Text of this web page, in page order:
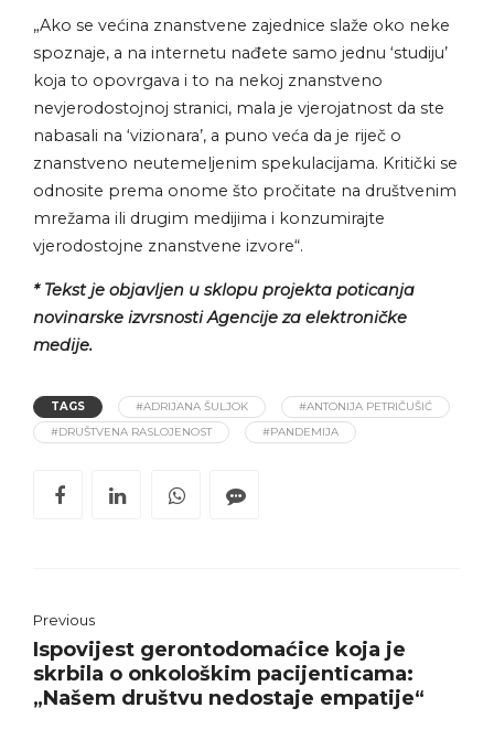
„Ako se većina znanstvene zajednice slaže oko neke
spoznaje, a na internetu nađete samo jednu ‘studiju’
koja to opovrgava i to na nekoj znanstveno
nevjerodostojnoj stranici, mala je vjerojatnost da ste
nabasali na ‘vizionara’, a puno veća da je riječ o
znanstveno neutemeljenim spekulacijama. Kritički se
odnosite prema onome što pročitate na društvenim
mrežama ili drugim medijima i konzumirajte
vjerodostojne znanstvene izvore“.
* Tekst je objavljen u sklopu projekta poticanja
novinarske izvrsnosti Agencije za elektroničke
medije.
TAGS #ADRIJANA ŠULJOK
#ANTONIJA PETRIČUŠIĆ
#DRUŠTVENA RASLOJENOST
#PANDEMIJA
Previous
Ispovijest gerontodomaćice koja je
skrbila o onkološkim pacijenticama:
„Našem društvu nedostaje empatije“